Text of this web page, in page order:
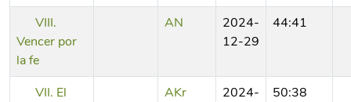
VIII.
Vencer por
la fe
AN
2024-
12-29
44:41
VII. El
AKr
2024-
50:38